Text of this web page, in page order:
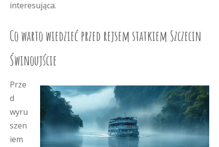
interesująca.
Co warto wiedzieć przed rejsem statkiem Szczecin
Świnoujście
Prze
d
wyru
szen
iem